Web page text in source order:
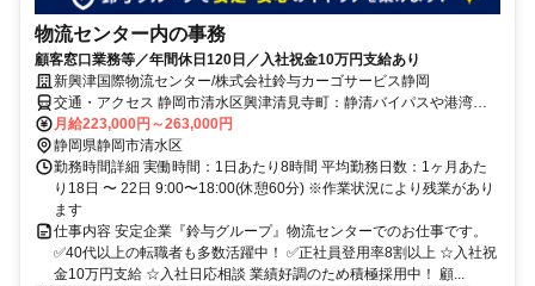
物流センター内の事務
顧客窓口業務等／年間休日120日／入社祝金10万円支給あり
新興津国際物流センター/株式会社鈴与カーゴサービス静岡
交通・アクセス 静岡市清水区興津清見寺町：静清バイパスや港湾道
路から車通勤に便利な場所です JR興津駅～徒歩10分
月給223,000円～263,000円
静岡県静岡市清水区
勤務時間詳細 実働時間：1日あたり8時間 平均勤務日数：1ヶ月あた
り18日 〜 22日 9:00〜18:00(休憩60分) ※作業状況により残業があり
ます
仕事内容 安定企業『鈴与グループ』物流センターでのお仕事です。
✅40代以上の転職者も多数活躍中！ ✅正社員登用率8割以上 ☆入社祝
金10万円支給 ☆入社日応相談 業績好調のため積極採用中！ 顧...